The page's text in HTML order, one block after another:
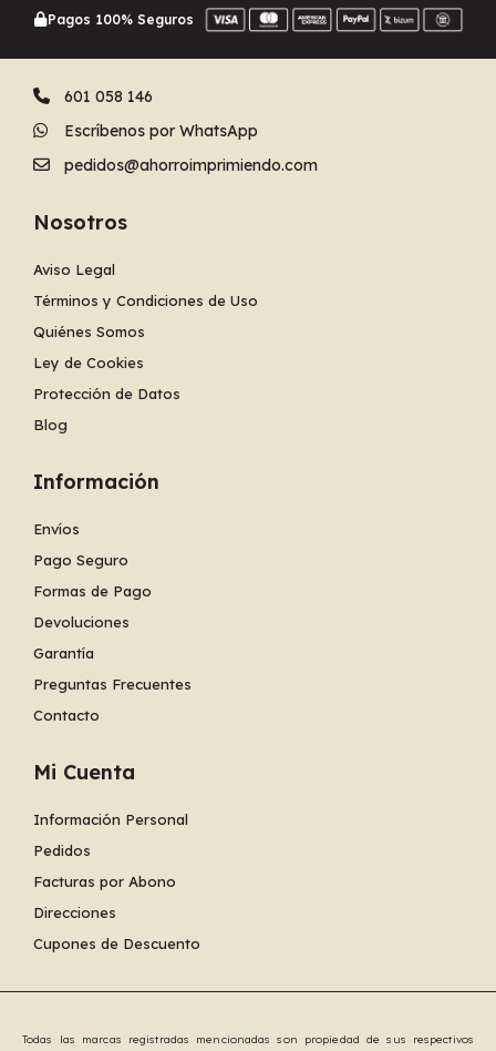
Pagos 100% Seguros
601 058 146
Escríbenos por WhatsApp
pedidos@ahorroimprimiendo.com
Nosotros
Aviso Legal
Términos y Condiciones de Uso
Quiénes Somos
Ley de Cookies
Protección de Datos
Blog
Información
Envíos
Pago Seguro
Formas de Pago
Devoluciones
Garantía
Preguntas Frecuentes
Contacto
Mi Cuenta
Información Personal
Pedidos
Facturas por Abono
Direcciones
Cupones de Descuento
Todas las marcas registradas mencionadas son propiedad de sus respectivos